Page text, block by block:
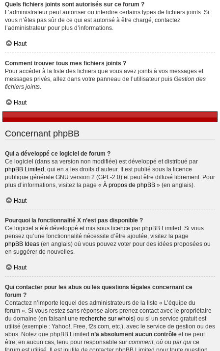
Quels fichiers joints sont autorisés sur ce forum ?
L’administrateur peut autoriser ou interdire certains types de fichiers joints. Si
vous n’êtes pas sûr de ce qui est autorisé à être chargé, contactez
l’administrateur pour plus d’informations.
Haut
Comment trouver tous mes fichiers joints ?
Pour accéder à la liste des fichiers que vous avez joints à vos messages et
messages privés, allez dans votre panneau de l’utilisateur puis Gestion des
fichiers joints
Haut
Concernant phpBB
Qui a développé ce logiciel de forum ?
Ce logiciel (dans sa version non modifiée) est développé et distribué par
phpBB Limited , qui en a les droits d’auteur. Il est publié sous la licence
publique générale GNU version 2 (GPL-2.0) et peut être diffusé librement. Pour
plus d’informations, visitez la page « À propos de phpBB » (en anglais).
Haut
Pourquoi la fonctionnalité X n’est pas disponible ?
Ce logiciel a été développé et mis sous licence par phpBB Limited. Si vous
pensez qu’une fonctionnalité nécessite d’être ajoutée, visitez la page
phpBB Ideas (en anglais) où vous pouvez voter pour des idées proposées ou
en suggérer de nouvelles.
Haut
Qui contacter pour les abus ou les questions légales concernant ce
forum ?
Contactez n’importe lequel des administrateurs de la liste « L’équipe du
forum ». Si vous restez sans réponse alors prenez contact avec le propriétaire
du domaine (en faisant une recherche sur whois) ou si un service gratuit est
utilisé (exemple : Yahoo!, Free, f2s.com, etc.), avec le service de gestion ou des
abus. Notez que phpBB Limited n’a absolument aucun contrôle et ne peut
être, en aucun cas, tenu pour responsable sur comment, où ou par qui ce